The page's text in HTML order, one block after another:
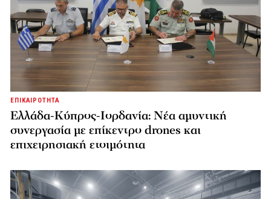
ΕΠΙΚΑΙΡΟΤΗΤΑ
Ελλάδα-Κύπρος-Ιορδανία: Νέα αμυντική
συνεργασία με επίκεντρο drones και
επιχειρησιακή ετοιμότητα